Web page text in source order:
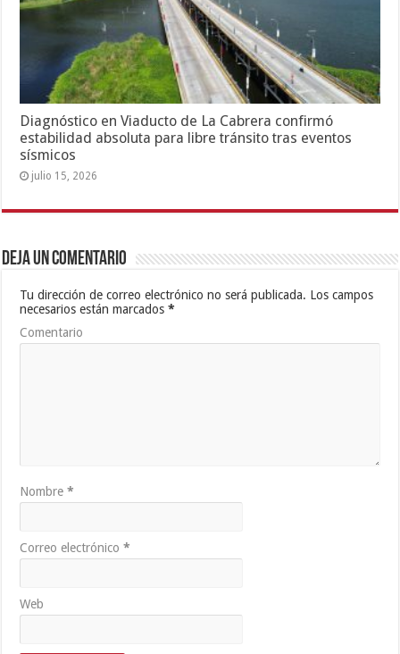
Diagnóstico en Viaducto de La Cabrera confirmó
estabilidad absoluta para libre tránsito tras eventos
sísmicos
julio 15, 2026
Deja un comentario
Tu dirección de correo electrónico no será publicada. Los campos
necesarios están marcados*
Comentario
Nombre*
Correo electrónico*
Web